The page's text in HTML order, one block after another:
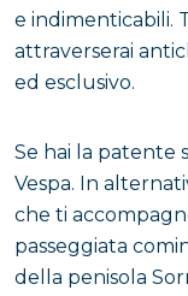
e indimenticabili.
attraverserai
ed esclusivo.
Se hai la patente
Vespa. In
che ti
passeggiata
della penisola